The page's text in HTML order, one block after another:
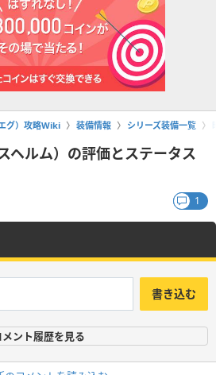
グ）攻略Wiki 装備情報 シリーズ装備一覧
ヘルム）の評価とステータス
1
書き込む
メント履歴を見る